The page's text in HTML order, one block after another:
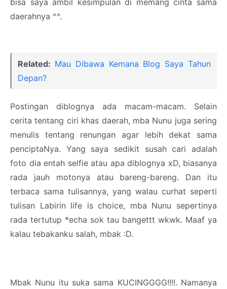
daerahnya ^^.
Related: Mau Dibawa Kemana Blog Saya Tahun
Depan?
Postingan diblognya ada macam-macam. Selain
cerita tentang ciri khas daerah, mba Nunu juga sering
menulis tentang renungan agar lebih dekat sama
penciptaNya. Yang saya sedikit susah cari adalah
foto dia entah selfie atau apa diblognya xD, biasanya
rada jauh motonya atau bareng-bareng. Dan itu
terbaca sama tulisannya, yang walau curhat seperti
tulisan Labirin life is choice, mba Nunu sepertinya
rada tertutup *echa sok tau bangettt wkwk. Maaf ya
kalau tebakanku salah, mbak :D.
Mbak Nunu itu suka sama KUCINGGGG!!!!. Namanya